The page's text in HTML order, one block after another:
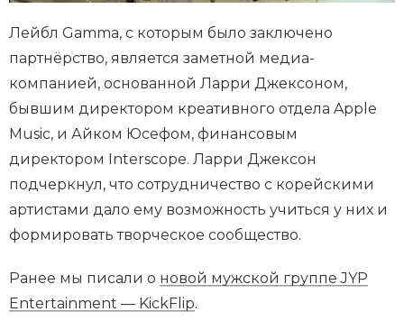
Лейбл Gamma, с которым было заключено
партнёрство, является заметной медиа-
компанией, основанной Ларри Джексоном,
бывшим директором креативного отдела Apple
Music, и Айком Юсефом, финансовым
директором Interscope. Ларри Джексон
подчеркнул, что сотрудничество с корейскими
артистами дало ему возможность учиться у них и
формировать творческое сообщество.
Ранее мы писали о новой мужской группе JYP
Entertainment — KickFlip.